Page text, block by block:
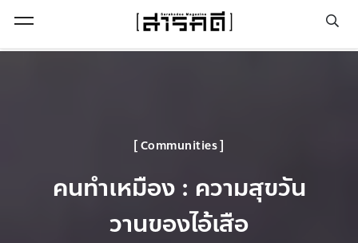
Communities
คนทำเหมือง : ความสุขวัน
วานของไอ้เสือ